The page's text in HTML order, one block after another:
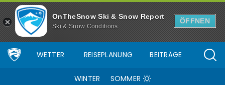
OnTheSnow Ski & Snow Report
Ski & Snow Conditions
ÖFFNEN
WETTER REISEPLANUNG BEITRÄGE
WINTER SOMMER
SKIINFO+ PARTNER
Skigebiet Brundage Mountain Resort - Skiinfo.de